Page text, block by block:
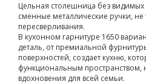
Цельная столешница без видимых
сменные металлические ручки,
пересверливания.
В кухонном гарнитуре 1650
деталь, от премиальной
поверхностей, создает кухню,
функциональным пространством,
вдохновения для всей семьи.